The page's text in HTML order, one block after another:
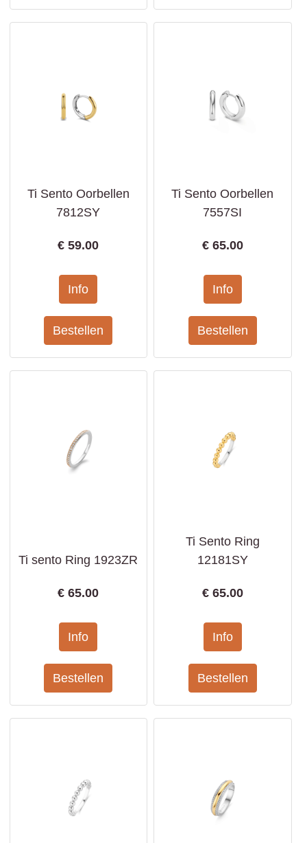
Ti Sento Oorbellen
7812SY
€59.00
Ti Sento Oorbellen
7557SI
€ 65.00
Ti sento Ring 1923ZR
€65.00
Ti Sento Ring
12181SY
€ 65.00